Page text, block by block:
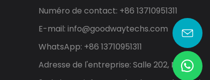
Numéro de contact: +86 13710951311
E-mail: info@goodwaytechs.com
WhatsApp: +86 13710951311
Adresse de l'entreprise: Salle 202, North A,